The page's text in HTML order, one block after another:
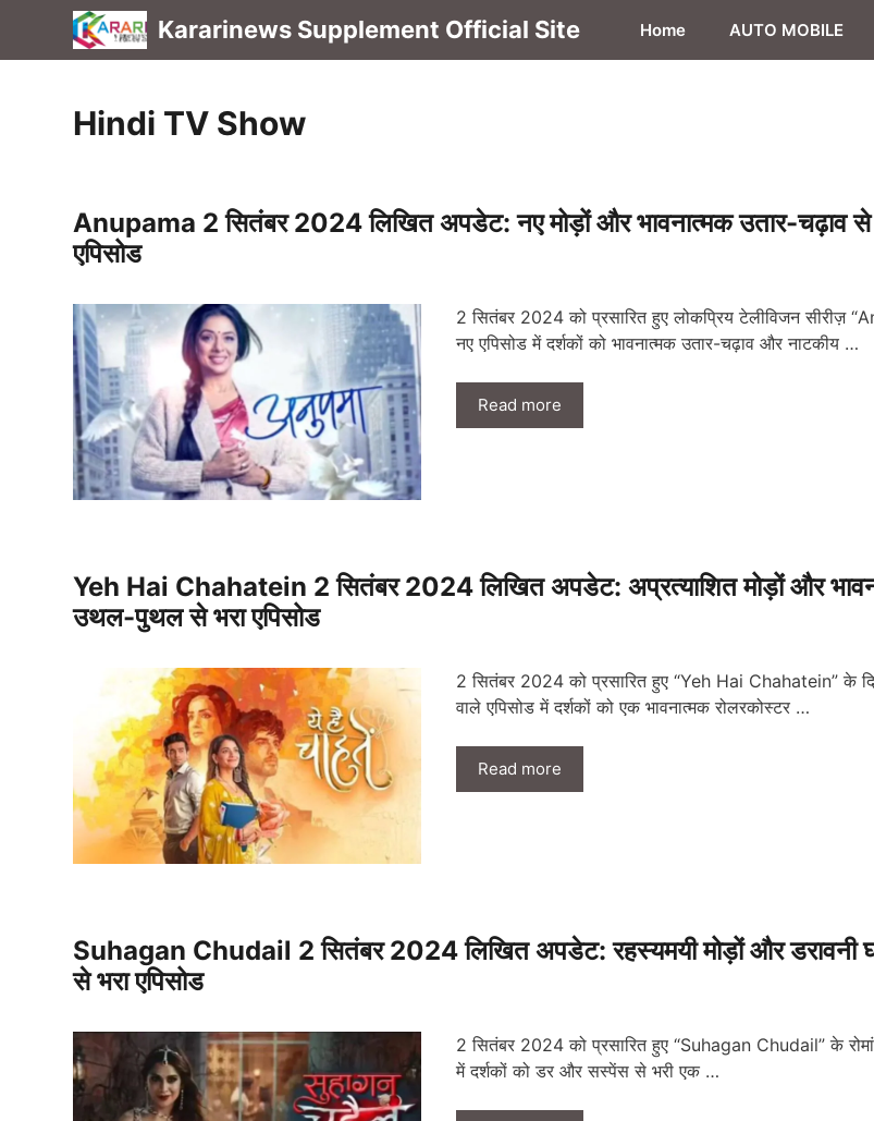
content
Kararinews Supplement Official Site Home AUTO MOBILE
Hindi TV Show
Anupama 2 सितंबर 2024 लिखित अपडेट: नए मोड़ों और भावनात्मक उतार-चढ़ाव से
एपिसोड
2 सितंबर 2024 को प्रसारित हुए लोकप्रिय टेलीविजन सीरीज़
नए एपिसोड में दर्शकों को भावनात्मक उतार-चढ़ाव और नाटकीय …
Read more
Yeh Hai Chahatein 2 सितंबर 2024 लिखित अपडेट: अप्रत्याशित मोड़ों और
उथल-पुथल से भरा एपिसोड
2 सितंबर 2024 को प्रसारित हुए “Yeh Hai Chahatein” के
वाले एपिसोड में दर्शकों को एक भावनात्मक रोलरकोस्टर …
Read more
Suhagan Chudail 2 सितंबर 2024 लिखित अपडेट: रहस्यमयी मोड़ों और डरावनी
से भरा एपिसोड
2 सितंबर 2024 को प्रसारित हुए “Suhagan Chudail” के
में दर्शकों को डर और सस्पेंस से भरी एक …